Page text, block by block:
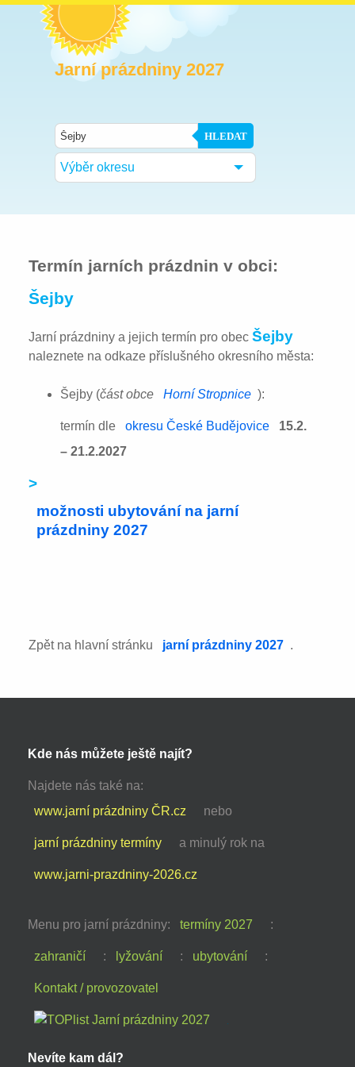
Jarní prázdniny 2027
HLEDAT
Výběr okresu
Termín jarních prázdnin v obci:
Šejby
Jarní prázdniny a jejich termín pro obecŠejby
naleznete na odkaze příslušného okresního města:
Šejby (část obce Horní Stropnice ):
termín dle okresu České Budějovice
15.2.
– 21.2.2027
>
možnosti ubytování na jarní
prázdniny 2027
Zpět na hlavní stránku jarní prázdniny 2027 .
Kde nás můžete ještě najít?
Najdete nás také na:
www.jarní prázdniny ČR.cz
nebo
jarní prázdniny termíny a minulý rok na
www.jarni-prazdniny-2026.cz
Menu pro jarní prázdniny: termíny 2027 :
zahraničí : lyžování : ubytování :
Kontakt / provozovatel
Nevíte kam dál?